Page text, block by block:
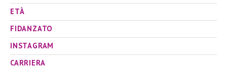
ETÀ
FIDANZATO
INSTAGRAM
CARRIERA